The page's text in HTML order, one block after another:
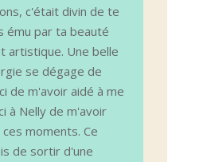
c'était divin de te
ému par ta beauté
artistique. Une belle
se dégage de
de m'avoir aidé à me
à Nelly de m'avoir
moments. Ce
de sortir d'une